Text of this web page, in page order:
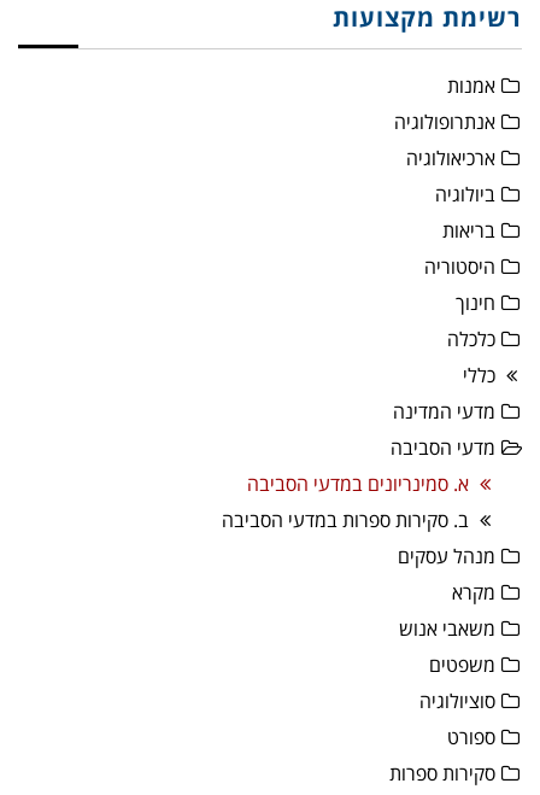
רשימת מקצועות
אמנות
אנתרופולוגיה
ארכיאולוגיה
ביולוגיה
בריאות
היסטוריה
חינוך
כלכלה
כללי
מדעי המדינה
מדעי הסביבה
א. סמינריונים במדעי הסביבה
ב. סקירות ספרות במדעי הסביבה
מנהל עסקים
מקרא
משאבי אנוש
משפטים
סוציולוגיה
ספורט
סקירות ספרות